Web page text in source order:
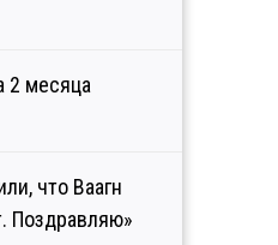
2 месяца
что Ваагн
Поздравляю»